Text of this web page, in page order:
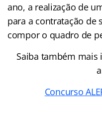
ano, a realização de
para a contratação de
compor o quadro de
Saiba também
Concurso